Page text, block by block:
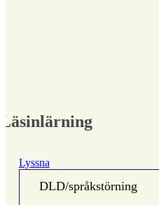
Läsinlärning
Lyssna
DLD/språkstörning